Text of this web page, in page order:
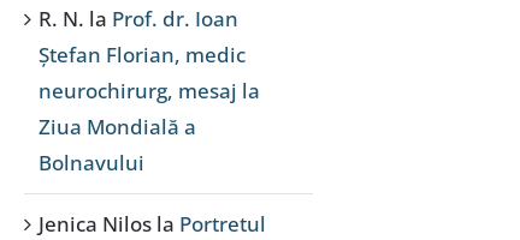
R. N. la Prof. dr. Ioan
Ștefan Florian, medic
neurochirurg, mesaj la
Ziua Mondială a
Bolnavului
Jenica Nilos la Portretul